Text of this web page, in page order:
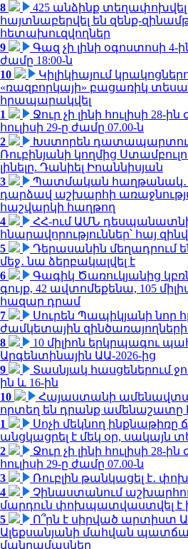
8
425 անձինք տեղափոխվել
հայտնաբերվել են զենք-
հետախուզվողներ
9
Գազ չի լինի օգոստոսի 4-
ժամը 18:00-ն
10
Կիլիկիայում
«ռազբորկայի» բացառիկ
հրապարակվել
1
Ջուր չի լինի հուլիսի 28-
հուլիսի 29-ը ժամը 07.00-ն
2
Խստորեն դատապարտում
Ռուբինյանի կողմից
լինելը. Դանիել Իոաննիսյան
3
Պատմական հաղթանակ․
դարձավ աշխարհի
հաշվարկի հաղթող
4
ՀՀ-ում ԱՄՆ դեսպանատնից
հնարավորություններ՝ հայ
5
Դերասանին մեղադրում
մեջ․ նա ձերբակալվել է
6
Գագիկ Ծառուկյանից
գույք, 42 ավտոմեքենա, 105
հազար դրամ
7
Սուրեն Պապիկյանի նոր
ժամկետային զինծառայողների
8
10 միլիոն երկրպագու
Արգենտինային ԱԱ-2026-ից
9
Տասնյակ հասցեներում
ին և 16-ին
10
Հայաստանի
որտեղ են դրանք ամենաշատը
1
Սոչի մեկնող
անցկացրել է մեկ օր, սակայն
2
Ջուր չի լինի հուլիսի 28-
հուլիսի 29-ը ժամը 07.00-ն
3
Ռուբլին թանկացել է․
4
Չինաստանում
մարդուն փոխպատվաստվել է
5
Ո՞րն է սիրված արտիստ
Ալեքսանյանի մահվան
մանրամասներ